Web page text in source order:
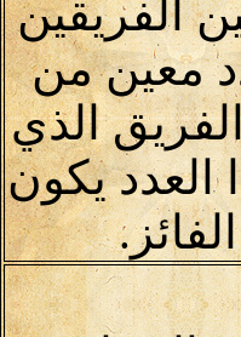
الفريقين
معين من
الذي
العدد يكون